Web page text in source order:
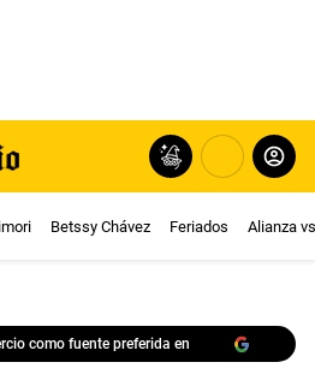
Betssy Chávez Feriados Alianza
como fuente preferida en